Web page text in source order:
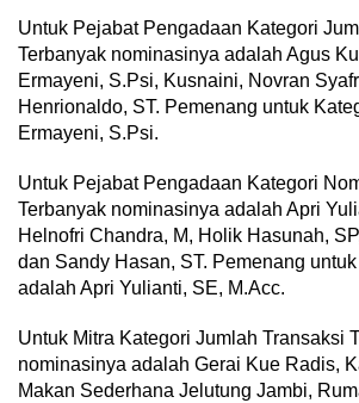
Untuk Pejabat Pengadaan Kategori
Terbanyak nominasinya adalah Agus
Ermayeni, S.Psi, Kusnaini, Novran
Henrionaldo, ST. Pemenang untuk
Ermayeni, S.Psi.
Untuk Pejabat Pengadaan Kategori
Terbanyak nominasinya adalah Apri
Helnofri Chandra, M, Holik Hasunah,
dan Sandy Hasan, ST. Pemenang
adalah Apri Yulianti, SE, M.Acc.
Untuk Mitra Kategori Jumlah Transaksi
nominasinya adalah Gerai Kue Radis,
Makan Sederhana Jelutung Jambi,